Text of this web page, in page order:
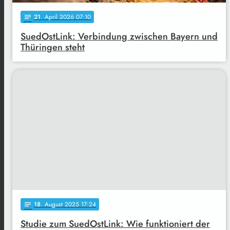
notes 21. April 2026 07:10
SuedOstLink: Verbindung zwischen Bayern und
Thüringen steht
notes 18. August 2025 17:24
Studie zum SuedOstLink: Wie funktioniert der